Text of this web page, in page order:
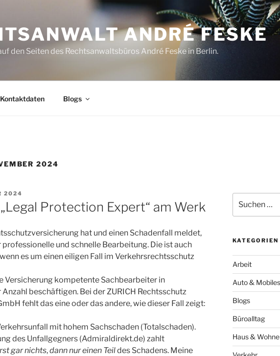
ANDRÉ FESKE
den Seiten des Rechtsanwaltsbüros André Feske in Berlin.
Kontaktdaten Blogs
2024
2024
„Legal Protection Expert“ am Werk
hat und einen Schadenfall meldet,
und schnelle Bearbeitung. Die ist auch
es um einen eiligen Fall im Verkehrsrechtsschutz
Versicherung kompetente Sachbearbeiter in
beschäftigen. Bei der ZURICH Rechtsschutz
fehlt das eine oder das andere, wie dieser Fall zeigt:
mit hohem Sachschaden (Totalschaden).
des Unfallgegners (Admiraldirekt.de) zahlt
gar nichts,dann nur einen Teildes Schadens. Meine
nach:
KATEGORIEN
Arbeit
Auto & Mobiles
Blogs
Büroalltag
Haus &